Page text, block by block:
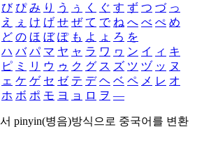
び ぴ み り う ぅ く ぐ す ず つ づ っ
え ぇ け げ せ ぜ て で ね へ べ ぺ め
ど の ほ ぼ ぽ も よ ょ ろ を
ハ バ パ マ ヤ ャ ラ ワ ヮ ン イ ィ キ
ピ ミ リ ウ ゥ ク グ ス ズ ツ ヅ ッ ヌ
ェ ケ ゲ セ ゼ テ デ ヘ ベ ペ メ レ オ
ホ ボ ポ モ ヨ ョ ロ ヲ ―
pinyin(병음)방식으로 중국어를 변환